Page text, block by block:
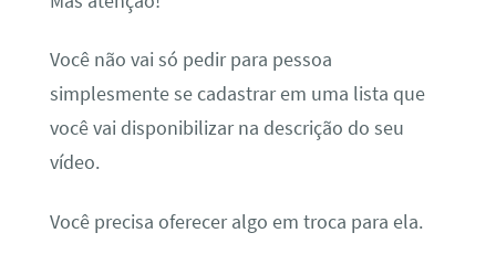
Você não vai só pedir para pessoa
simplesmente se cadastrar em uma lista que
você vai disponibilizar na descrição do seu
vídeo.
Você precisa oferecer algo em troca para ela.